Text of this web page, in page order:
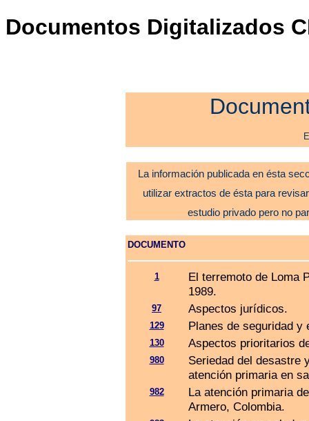
Documentos Digitalizados
La información publicada en ésta
utilizar extractos de ésta para
estudio privado pero no
DOCUMENTO
1
El terremoto de Loma
1989.
97 Aspectos jurídicos.
129 Planes de seguridad y
130 Aspectos prioritarios
980
Seriedad del desastre
atención primaria en
982
La atención primaria
Armero, Colombia.